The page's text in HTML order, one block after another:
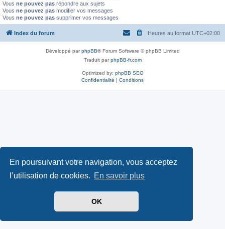
En poursuivant votre navigation, vous acceptez
l’utilisation de cookies. En savoir plus
OK
Vous ne pouvez pas répondre aux sujets
Vous ne pouvez pas modifier vos messages
Vous ne pouvez pas supprimer vos messages
Index du forum Heures au format UTC+02:00
Développé parphpBB® Forum Software © phpBB Limited
Traduit parphpBB-fr.com
Optimized by: phpBB SEO
Confidentialité | Conditions